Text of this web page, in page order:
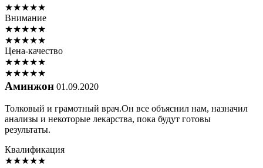
★★★★★
Внимание
★★★★★
★★★★★
Цена-качество
★★★★★
★★★★★
Аминжон 01.09.2020
Толковый и грамотный врач.Он все объяснил нам, назначил
анализы и некоторые лекарства, пока будут готовы
результаты.
Квалификация
★★★★★